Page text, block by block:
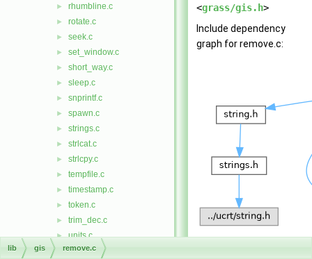
► rhumbline.c
► rotate.c
► seek.c
► set_window.c
► short_way.c
► sleep.c
► snprintf.c
► spawn.c
► strings.c
► strlcat.c
► strlcpy.c
► tempfile.c
► timestamp.c
► token.c
► trim_dec.c
► units.c
► user_config.c
<grass/gis.h>
Include dependency
graph for remove.c:
lib gis remove.c